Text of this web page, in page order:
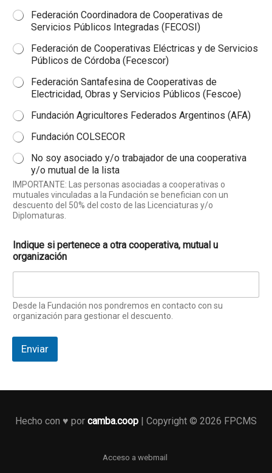
Federación Coordinadora de Cooperativas de
Servicios Públicos Integradas (FECOSI)
Federación de Cooperativas Eléctricas y de Servicios
Públicos de Córdoba (Fecescor)
Federación Santafesina de Cooperativas de
Electricidad, Obras y Servicios Públicos (Fescoe)
Fundación Agricultores Federados Argentinos (AFA)
Fundación COLSECOR
No soy asociado y/o trabajador de una cooperativa
y/o mutual de la lista
IMPORTANTE: Las personas asociadas a cooperativas o
mutuales vinculadas a la Fundación se benefician con un
descuento del 50% del costo de las Licenciaturas y/o
Diplomaturas.
Indique si pertenece a otra cooperativa, mutual u
organización
Desde la Fundación nos pondremos en contacto con su
organización para gestionar el descuento.
Enviar
Hecho con ♥️ por camba.coop | Copyright © 2026 FPCMS
Acceso a webmail